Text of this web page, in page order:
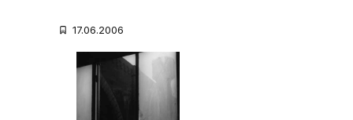
17.06.2006